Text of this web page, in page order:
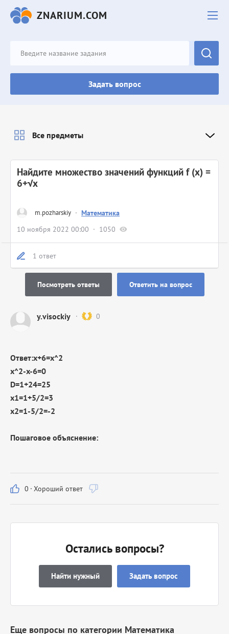
ZNARIUM.COM
Задать вопрос
m.pozharskiy · Математика
10 ноября 2022 00:00
1050
Найдите множество значений функций f (x) =
6+√x
1 ответ
Посмотреть ответы Ответить на вопрос
y.visockiy 0
Ответ:x+6=x^2
x^2-x-6=0
D=1+24=25
x1=1+5/2=3
x2=1-5/2=-2
Пошаговое объяснение:
0 · Хороший ответ
Остались вопросы?
Найти нужный Задать вопрос
Еще вопросы по категории Математика
Все предметы